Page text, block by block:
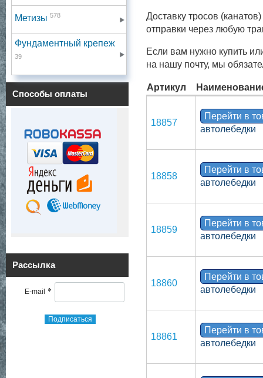
Метизы 578
Фундаментный крепеж
39
Способы оплаты
Рассылка
E-mail *
Подписаться
Доставку тросов
отправки через любую
Если вам нужно купить
на нашу почту, мы
Артикул
18857
Перейти в
автолебедки
18858
Перейти в
автолебедки
18859
Перейти в
автолебедки
18860
Перейти в
автолебедки
18861
Перейти в
автолебедки